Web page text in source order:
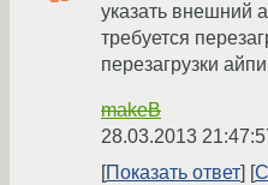
указать внешний
требуется
перезагрузки
makeB
28.03.2013
Показать ответ